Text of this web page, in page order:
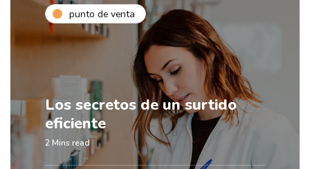
punto de venta
Los secretos de un surtido
eficiente
2 Mins read